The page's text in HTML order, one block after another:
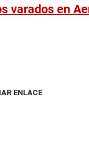
varados en
ENLACE